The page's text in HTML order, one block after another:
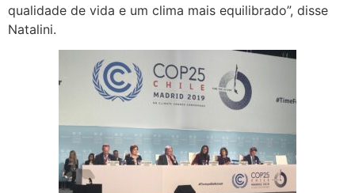
qualidade de vida e um clima mais equilibrado”, disse
Natalini.